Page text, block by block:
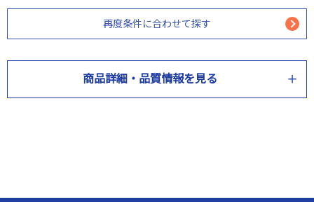
再度条件に合わせて探す
商品詳細・品質情報を見る